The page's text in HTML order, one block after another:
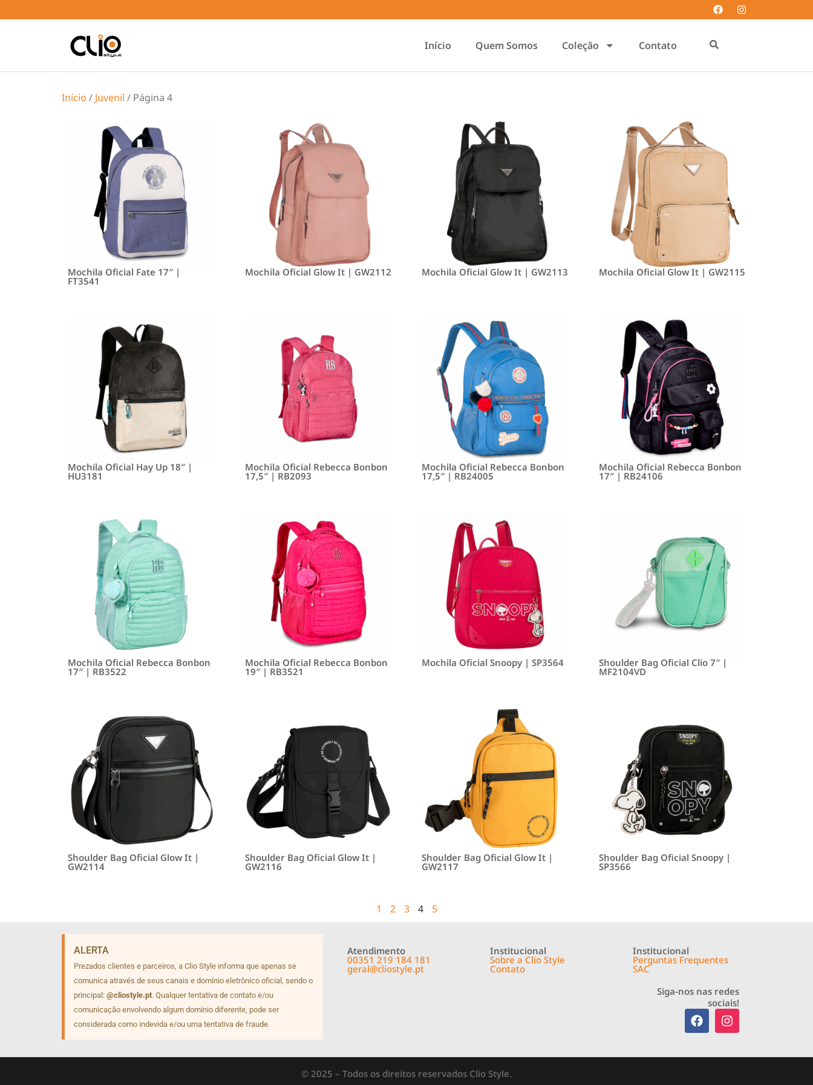
Início Quem Somos Coleção Contato
Início / Juvenil / Página 4
Mochila Oficial Fate 17″ |
FT3541
Mochila Oficial Glow It | GW2112 Mochila Oficial Glow It | GW2113 Mochila Oficial Glow It | GW2115
Mochila Oficial Hay Up 18″ |
HU3181
Mochila Oficial Rebecca Bonbon
17,5″ | RB2093
Mochila Oficial Rebecca Bonbon
17,5″ | RB24005
Mochila Oficial Rebecca Bonbon
17″ | RB24106
Mochila Oficial Rebecca Bonbon
17″ | RB3522
Mochila Oficial Rebecca Bonbon
19″ | RB3521
Mochila Oficial Snoopy | SP3564 Shoulder Bag Oficial Clio 7″ |
MF2104VD
Shoulder Bag Oficial Glow It |
GW2114
Shoulder Bag Oficial Glow It |
GW2116
Shoulder Bag Oficial Glow It |
GW2117
Shoulder Bag Oficial Snoopy |
SP3566
1 2 3 4 5
ALERTA
Prezados clientes e parceiros, a Clio Style informa que apenas se
comunica através de seus canais e domínio eletrônico oficial, sendo o
principal: @cliostyle.pt. Qualquer tentativa de contato e/ou
comunicação envolvendo algum domínio diferente, pode ser
considerada como indevida e/ou uma tentativa de fraude.
Atendimento
00351 219 184 181
geral@cliostyle.pt
Institucional
Sobre a Clio Style
Contato
Institucional
Perguntas Frequentes
SAC
Siga-nos nas redes
sociais!
© 2025 – Todos os direitos reservados Clio Style.